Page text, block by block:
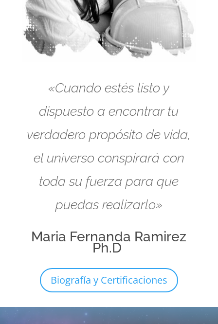
«Cuando estés listo y
dispuesto a encontrar tu
verdadero propósito de vida,
el universo conspirará con
toda su fuerza para que
puedas realizarlo»
Maria Fernanda Ramirez
Ph.D
Biografía y Certificaciones